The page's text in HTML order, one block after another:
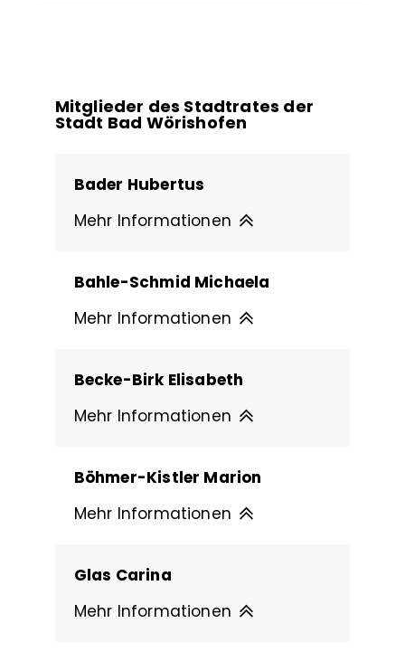
Mitglieder des Stadtrates der
Stadt Bad Wörishofen
Bader Hubertus
Mehr Informationen
Bahle-Schmid Michaela
Mehr Informationen
Becke-Birk Elisabeth
Mehr Informationen
Böhmer-Kistler Marion
Mehr Informationen
Glas Carina
Mehr Informationen